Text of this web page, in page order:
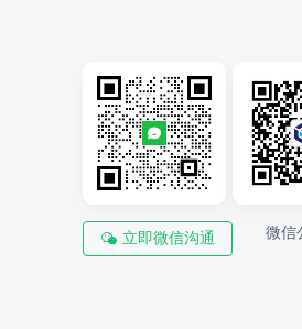
立即微信沟通
微信